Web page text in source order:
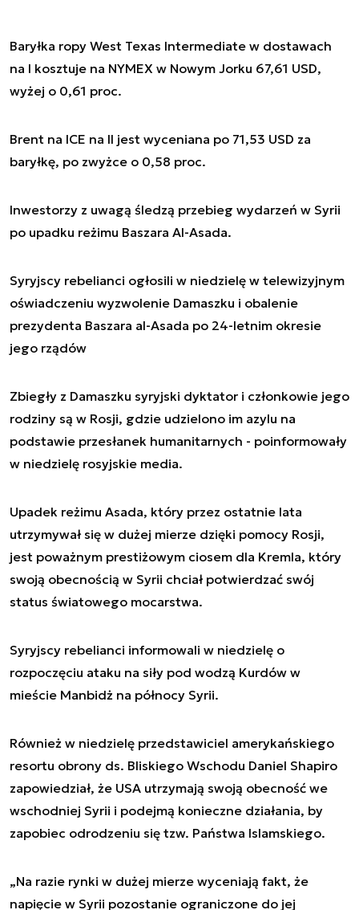
Baryłka ropy West Texas Intermediate w dostawach
na I kosztuje na NYMEX w Nowym Jorku 67,61 USD,
wyżej o 0,61 proc.
Brent na ICE na II jest wyceniana po 71,53 USD za
baryłkę, po zwyżce o 0,58 proc.
Inwestorzy z uwagą śledzą przebieg wydarzeń w Syrii
po upadku reżimu Baszara Al-Asada.
Syryjscy rebelianci ogłosili w niedzielę w telewizyjnym
oświadczeniu wyzwolenie Damaszku i obalenie
prezydenta Baszara al-Asada po 24-letnim okresie
jego rządów
Zbiegły z Damaszku syryjski dyktator i członkowie jego
rodziny są w Rosji, gdzie udzielono im azylu na
podstawie przesłanek humanitarnych - poinformowały
w niedzielę rosyjskie media.
Upadek reżimu Asada, który przez ostatnie lata
utrzymywał się w dużej mierze dzięki pomocy Rosji,
jest poważnym prestiżowym ciosem dla Kremla, który
swoją obecnością w Syrii chciał potwierdzać swój
status światowego mocarstwa.
Syryjscy rebelianci informowali w niedzielę o
rozpoczęciu ataku na siły pod wodzą Kurdów w
mieście Manbidż na północy Syrii.
Również w niedzielę przedstawiciel amerykańskiego
resortu obrony ds. Bliskiego Wschodu Daniel Shapiro
zapowiedział, że USA utrzymają swoją obecność we
wschodniej Syrii i podejmą konieczne działania, by
zapobiec odrodzeniu się tzw. Państwa Islamskiego.
„Na razie rynki w dużej mierze wyceniają fakt, że
napięcie w Syrii pozostanie ograniczone do jej